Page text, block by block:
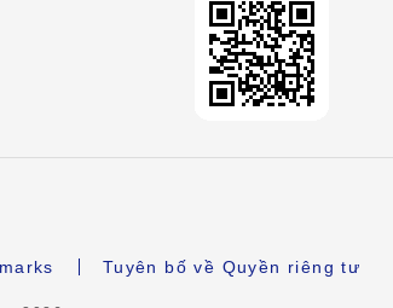
Tuyên bố về Quyền riêng tư